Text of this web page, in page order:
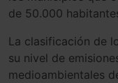
de 50.000
La clasificación de
su nivel de
medioambientales